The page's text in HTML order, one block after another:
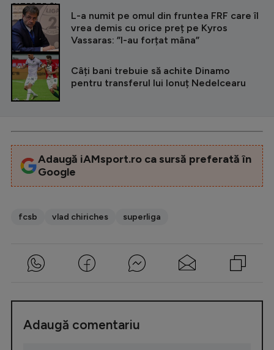
CITEȘTE ȘI
L-a numit pe omul din fruntea FRF care îl
vrea demis cu orice preț pe Kyros
Vassaras: ”I-au forțat mâna”
Câți bani trebuie să achite Dinamo
pentru transferul lui Ionuț Nedelcearu
Adaugă iAMsport.ro ca sursă preferată în
Google
fcsb vlad chiriches superliga
Adaugă comentariu